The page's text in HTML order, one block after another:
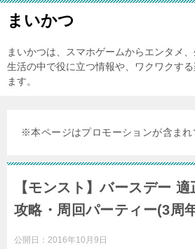
まいかつ
まいかつは、スマホゲームからエンタメ
生活の中で役に立つ情報や、ワクワクす
ます。
※本ページはプロモーションが含まれ
【モンスト】バースデー
攻略・周回パーティー(3周
公開日： 2016年10月9日